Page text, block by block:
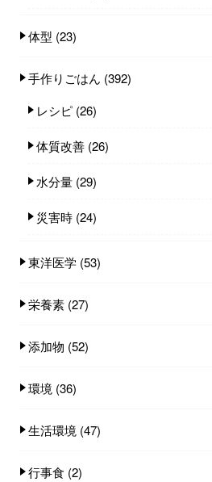
体型 (23)
手作りごはん (392)
レシピ (26)
体質改善 (26)
水分量 (29)
災害時 (24)
東洋医学 (53)
栄養素 (27)
添加物 (52)
環境 (36)
生活環境 (47)
行事食 (2)